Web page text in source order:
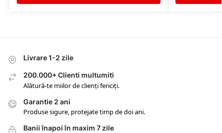
Livrare 1-2 zile
200.000+ Clienti multumiti
Alătură-te miilor de clienți fericiți.
Garantie 2 ani
Produse sigure, protejate timp de doi ani.
Banii înapoi în maxim 7 zile